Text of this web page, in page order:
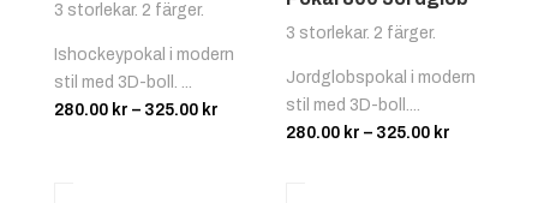
3 storlekar. 2 färger.
Ishockeypokal i modern
stil med 3D-boll. ...
280.00 kr – 325.00 krPrisintervall:
280.00 kr
3 storlekar. 2 färger.
Jordglobspokal i modern
stil med 3D-boll....
280.00 kr – 325.00 kr